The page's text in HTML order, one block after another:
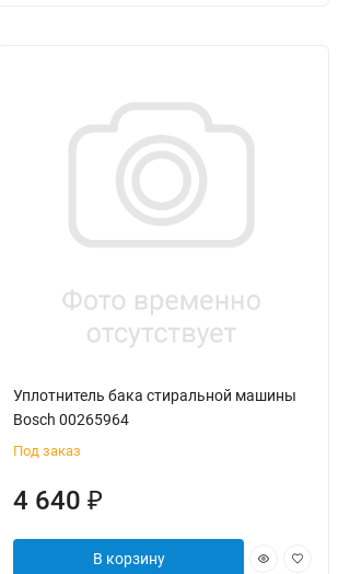
Уплотнитель бака стиральной машины
Bosch 00265964
Под заказ
4 640₽
В корзину